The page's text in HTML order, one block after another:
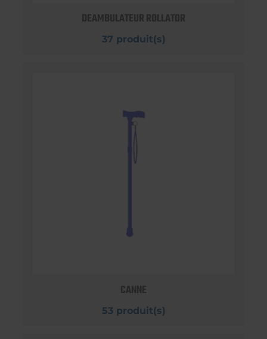
DEAMBULATEUR ROLLATOR
37 produit(s)
CANNE
53 produit(s)